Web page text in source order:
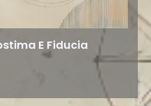
E Fiducia